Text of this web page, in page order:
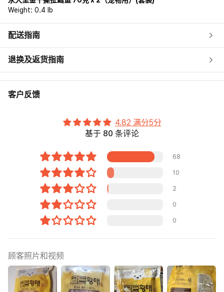
Weight: 0.4 lb
配送指南
退换及返货指南
客户反馈
4.82 满分5分
基于 80 条评论
68
10
2
0
0
顾客照片和视频